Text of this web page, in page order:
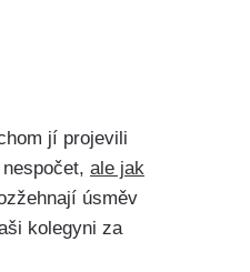
jí projevili
ale jak
úsměv
kolegyni za